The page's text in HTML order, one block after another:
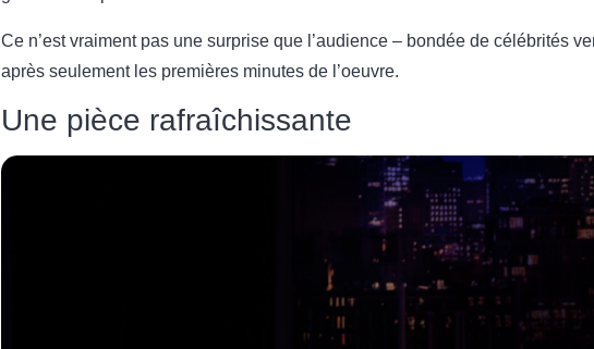
Ce n’est vraiment pas une surprise que l’audience – bondée de célébrités
après seulement les premières minutes de l’oeuvre.
Une pièce rafraîchissante